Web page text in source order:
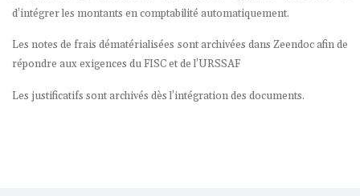
d’intégrer les montants en comptabilité automatiquement.
Les notes de frais dématérialisées sont archivées dans Zeendoc afin de
répondre aux exigences du FISC et de l’URSSAF
Les justificatifs sont archivés dès l’intégration des documents.